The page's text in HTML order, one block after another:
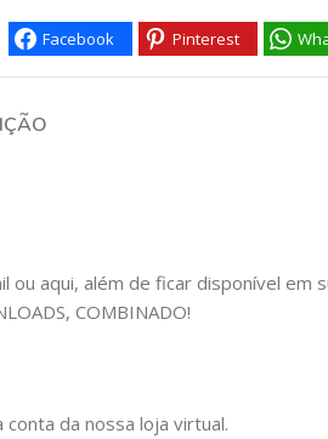
Facebook Pinterest
aqui, além de ficar disponível em
COMBINADO!
da nossa loja virtual.